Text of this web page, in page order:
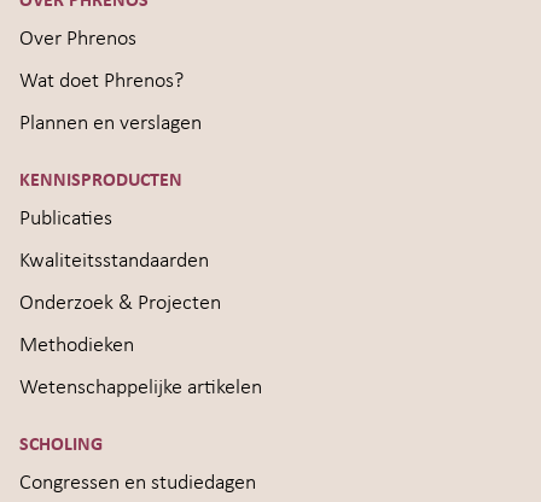
Over Phrenos
Wat doet Phrenos?
Plannen en verslagen
KENNISPRODUCTEN
Publicaties
Kwaliteitsstandaarden
Onderzoek & Projecten
Methodieken
Wetenschappelijke artikelen
SCHOLING
Congressen en studiedagen